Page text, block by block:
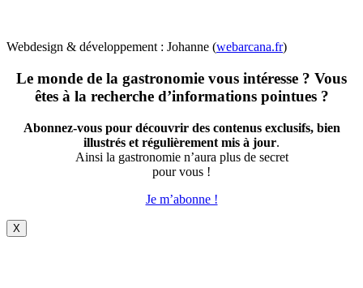
Webdesign & développement : Johanne (webarcana.fr)
Le monde de la gastronomie vous intéresse ? Vous
êtes à la recherche d’informations pointues ?
Abonnez-vous pour découvrir des contenus exclusifs, bien
illustrés et régulièrement mis à jour.
Ainsi la gastronomie n’aura plus de secret
pour vous !
Je m’abonne !
X